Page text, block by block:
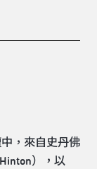
，來自史丹佛
），以